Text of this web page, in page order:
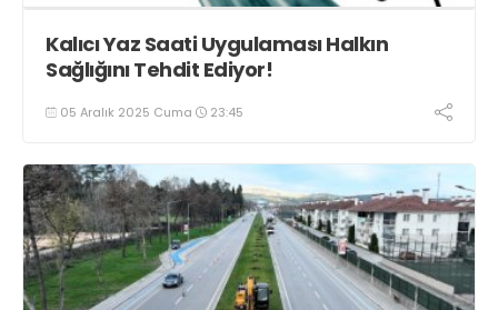
Kalıcı Yaz Saati Uygulaması Halkın
Sağlığını Tehdit Ediyor!
05 Aralık 2025 Cuma 23:45